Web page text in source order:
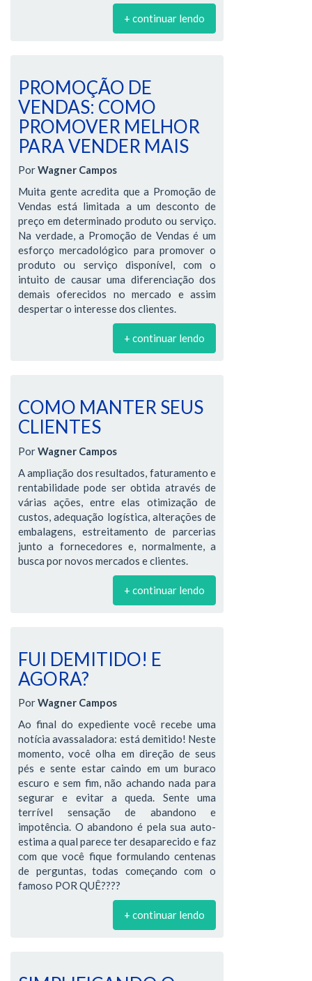
+ continuar lendo
PROMOÇÃO DE
VENDAS: COMO
PROMOVER MELHOR
PARA VENDER MAIS
PorWagner Campos
Muita gente acredita que a Promoção de
Vendas está limitada a um desconto de
preço em determinado produto ou serviço.
Na verdade, a Promoção de Vendas é um
esforço mercadológico para promover o
produto ou serviço disponível, com o
intuito de causar uma diferenciação dos
demais oferecidos no mercado e assim
despertar o interesse dos clientes.
+ continuar lendo
COMO MANTER SEUS
CLIENTES
PorWagner Campos
A ampliação dos resultados, faturamento e
rentabilidade pode ser obtida através de
várias ações, entre elas otimização de
custos, adequação logística, alterações de
embalagens, estreitamento de parcerias
junto a fornecedores e, normalmente, a
busca por novos mercados e clientes.
+ continuar lendo
FUI DEMITIDO! E
AGORA?
PorWagner Campos
Ao final do expediente você recebe uma
notícia avassaladora: está demitido! Neste
momento, você olha em direção de seus
pés e sente estar caindo em um buraco
escuro e sem fim, não achando nada para
segurar e evitar a queda. Sente uma
terrível sensação de abandono e
impotência. O abandono é pela sua auto-
estima a qual parece ter desaparecido e faz
com que você fique formulando centenas
de perguntas, todas começando com o
famoso POR QUÊ????
+ continuar lendo